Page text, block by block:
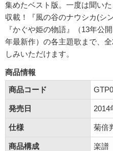
集めたベスト版。一度は聞い
収載！『風の谷のナウシカ(シ
『かぐや姫の物語』（13年公
年最新作）の各主題歌まで、
しみいただけます。
商品情報
商品コード
発売日 2014
仕様 菊倍
商品構成 楽譜